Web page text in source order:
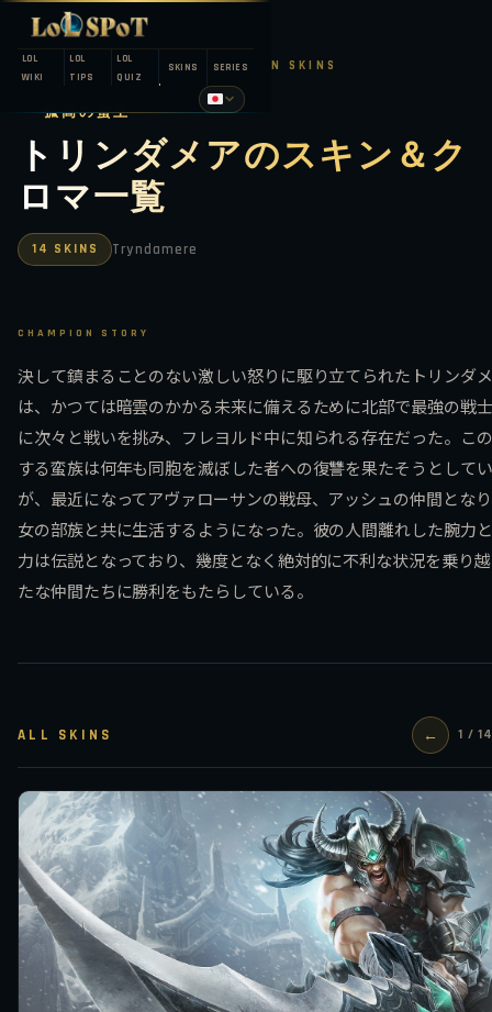
LOL
WIKI
LOL
TIPS
LOL
QUIZ
SKINS SERIES
LEAGUE OF LEGENDS — CHAMPION SKINS
孤高の蛮王
トリンダメアのスキン＆ク
ロマ一覧
14 SKINS Tryndamere
CHAMPION STORY
決して鎮まることのない激しい怒りに駆り立てられたトリンダ
は、かつては暗雲のかかる未来に備えるために北部で最強の戦
に次々と戦いを挑み、フレヨルド中に知られる存在だった。こ
する蛮族は何年も同胞を滅ぼした者への復讐を果たそうとして
が、最近になってアヴァローサンの戦母、アッシュの仲間とな
女の部族と共に生活するようになった。彼の人間離れした腕力
力は伝説となっており、幾度となく絶対的に不利な状況を乗り
たな仲間たちに勝利をもたらしている。
ALL SKINS ← 1 /